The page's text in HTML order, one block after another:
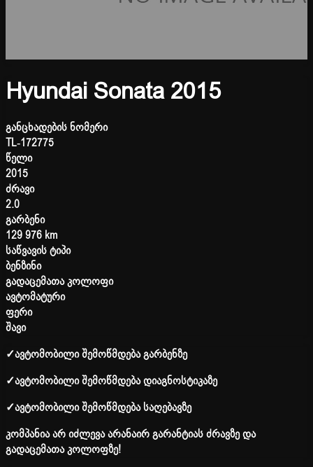
Hyundai Sonata 2015
განცხადების ნომერი
TL-172775
წელი
2015
ძრავი
2.0
გარბენი
129 976 km
საწვავის ტიპი
ბენზინი
გადაცემათა კოლოფი
ავტომატური
ფერი
შავი
✓ავტომობილი შემოწმდება გარბენზე
✓ავტომობილი შემოწმდება დიაგნოსტიკაზე
✓ავტომობილი შემოწმდება საღებავზე
კომპანია არ იძლევა არანაირ გარანტიას ძრავზე და
გადაცემათა კოლოფზე!